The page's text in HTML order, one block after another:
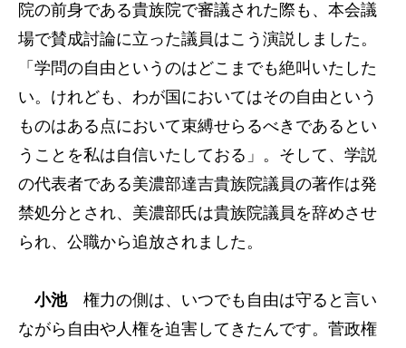
院の前身である貴族院で審議された際も、本会議
場で賛成討論に立った議員はこう演説しました。
「学問の自由というのはどこまでも絶叫いたした
い。けれども、わが国においてはその自由という
ものはある点において束縛せらるべきであるとい
うことを私は自信いたしておる」。そして、学説
の代表者である美濃部達吉貴族院議員の著作は発
禁処分とされ、美濃部氏は貴族院議員を辞めさせ
られ、公職から追放されました。
小池権力の側は、いつでも自由は守ると言い
ながら自由や人権を迫害してきたんです。菅政権